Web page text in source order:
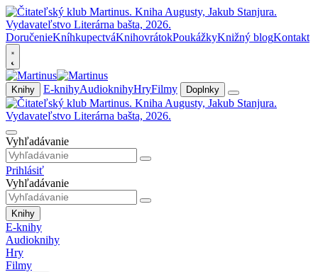
DoručenieKníhkupectváKnihovrátokPoukážkyKnižný blogKontakt
Knihy E-knihyAudioknihyHryFilmy Doplnky
Vyhľadávanie
Prihlásiť
Vyhľadávanie
Knihy
E-knihy
Audioknihy
Hry
Filmy